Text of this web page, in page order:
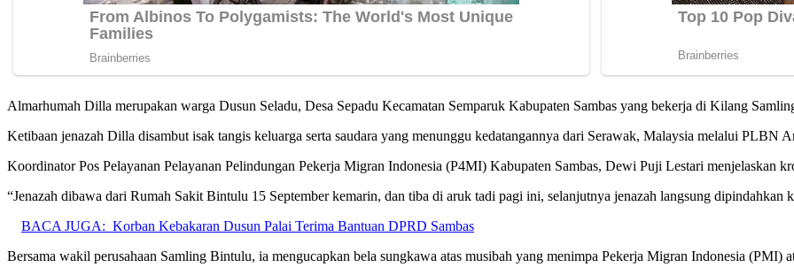
Almarhumah Dilla merupakan warga Dusun Seladu, Desa Sepadu Kecamatan Semparuk Kabupaten Sambas yang bekerja di Kilang
Ketibaan jenazah Dilla disambut isak tangis keluarga serta saudara yang menunggu kedatangannya dari Serawak, Malaysia melalui PLBN
Koordinator Pos Pelayanan Pelayanan Pelindungan Pekerja Migran Indonesia (P4MI) Kabupaten Sambas, Dewi Puji Lestari menjelaskan
“Jenazah dibawa dari Rumah Sakit Bintulu 15 September kemarin, dan tiba di aruk tadi pagi ini, selanjutnya jenazah langsung
BACA JUGA: Korban Kebakaran Dusun Palai Terima Bantuan DPRD Sambas
Bersama wakil perusahaan Samling Bintulu, ia mengucapkan bela sungkawa atas musibah yang menimpa Pekerja Migran Indonesia (PMI)